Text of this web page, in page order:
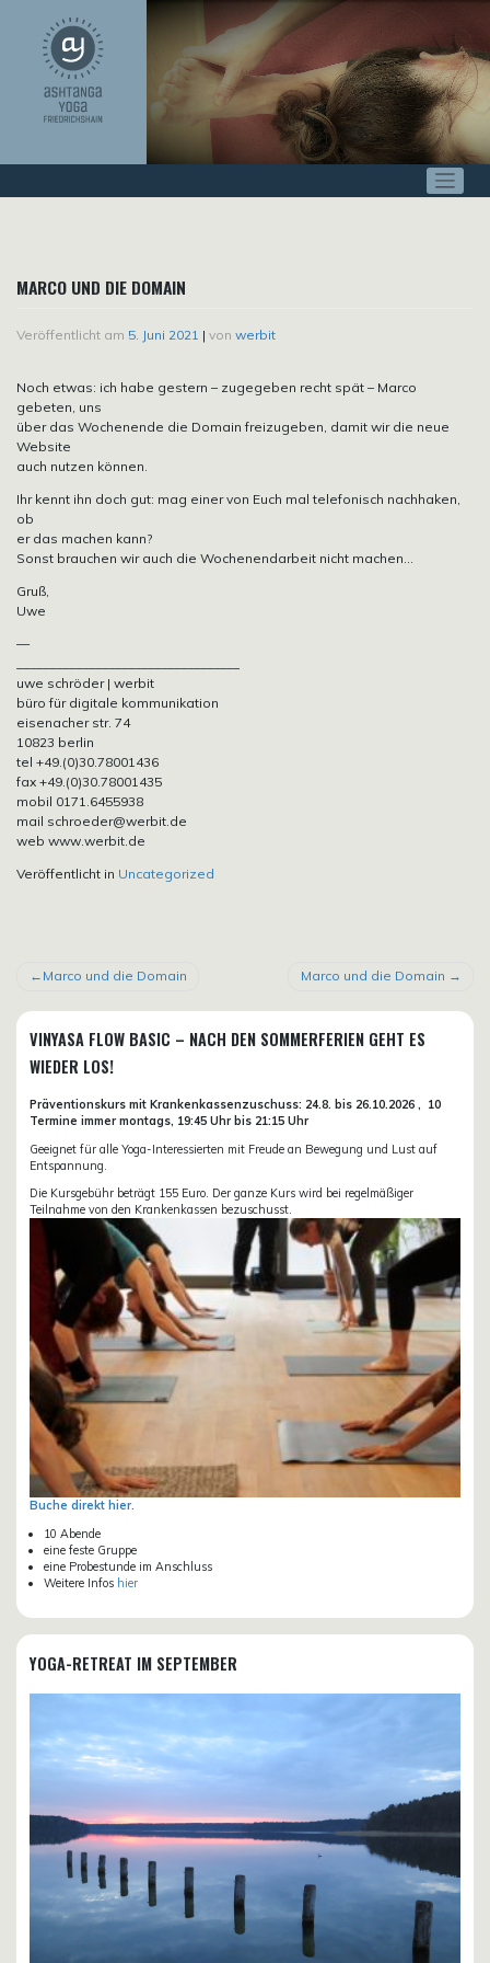
springen
MARCO UND DIE DOMAIN
Veröffentlicht am 5. Juni 2021 | von werbit
Noch etwas: ich habe gestern – zugegeben recht spät – Marco
gebeten, uns
über das Wochenende die Domain freizugeben, damit wir die neue
Website
auch nutzen können.
Ihr kennt ihn doch gut: mag einer von Euch mal telefonisch nachhaken,
ob
er das machen kann?
Sonst brauchen wir auch die Wochenendarbeit nicht machen…
Gruß,
Uwe
—
uwe schröder | werbit
büro für digitale kommunikation
eisenacher str. 74
10823 berlin
tel +49.(0)30.78001436
fax +49.(0)30.78001435
mobil 0171.6455938
mail schroeder@werbit.de
web www.werbit.de
Veröffentlicht in Uncategorized
BEITRAGSNAVIGATION
Marco und die Domain Marco und die Domain
VINYASA FLOW BASIC – NACH DEN SOMMERFERIEN GEHT ES
WIEDER LOS!
Präventionskurs mit Krankenkassenzuschuss: 24.8. bis 26.10.2026 , 10
Termine immer montags, 19:45 Uhr bis 21:15 Uhr
Geeignet für alle Yoga-Interessierten mit Freude an Bewegung und Lust auf
Entspannung.
Die Kursgebühr beträgt 155 Euro. Der ganze Kurs wird bei regelmäßiger
Teilnahme von den Krankenkassen bezuschusst.
Buche direkt hier.
10 Abende
eine feste Gruppe
eine Probestunde im Anschluss
Weitere Infos hier
YOGA-RETREAT IM SEPTEMBER